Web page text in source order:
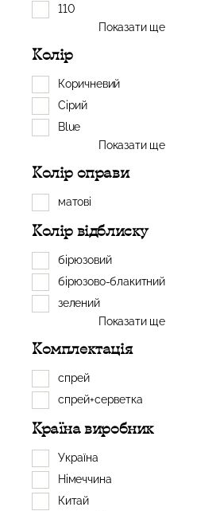
110
Показати ще
Колір
Коричневий
Сірий
Blue
Показати ще
Колір оправи
матові
Колір відблиску
бірюзовий
бірюзово-блакитний
зелений
Показати ще
Комплектація
спрей
спрей+серветка
Країна виробник
Україна
Німеччина
Китай